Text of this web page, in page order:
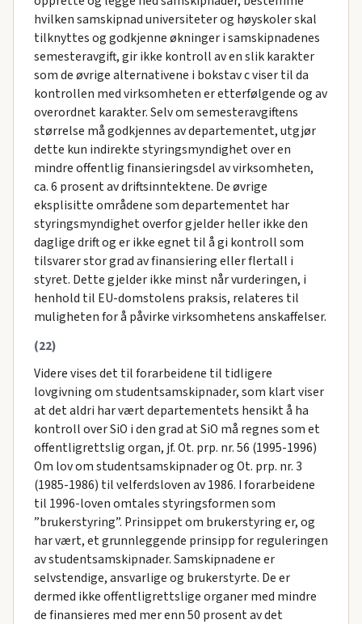
hvilken samskipnad universiteter og høyskoler skal
tilknyttes og godkjenne økninger i samskipnadenes
semesteravgift, gir ikke kontroll av en slik karakter
som de øvrige alternativene i bokstav c viser til da
kontrollen med virksomheten er etterfølgende og av
overordnet karakter. Selv om semesteravgiftens
størrelse må godkjennes av departementet, utgjør
dette kun indirekte styringsmyndighet over en
mindre offentlig finansieringsdel av virksomheten,
ca. 6 prosent av driftsinntektene. De øvrige
eksplisitte områdene som departementet har
styringsmyndighet overfor gjelder heller ikke den
daglige drift og er ikke egnet til å gi kontroll som
tilsvarer stor grad av finansiering eller flertall i
styret. Dette gjelder ikke minst når vurderingen, i
henhold til EU-domstolens praksis, relateres til
muligheten for å påvirke virksomhetens anskaffelser.
(22)
Videre vises det til forarbeidene til tidligere
lovgivning om studentsamskipnader, som klart viser
at det aldri har vært departementets hensikt å ha
kontroll over SiO i den grad at SiO må regnes som et
offentligrettslig organ, jf. Ot. prp. nr. 56 (1995-1996)
Om lov om studentsamskipnader og Ot. prp. nr. 3
(1985-1986) til velferdsloven av 1986. I forarbeidene
til 1996-loven omtales styringsformen som
”brukerstyring”. Prinsippet om brukerstyring er, og
har vært, et grunnleggende prinsipp for reguleringen
av studentsamskipnader. Samskipnadene er
selvstendige, ansvarlige og brukerstyrte. De er
dermed ikke offentligrettslige organer med mindre
de finansieres med mer enn 50 prosent av det